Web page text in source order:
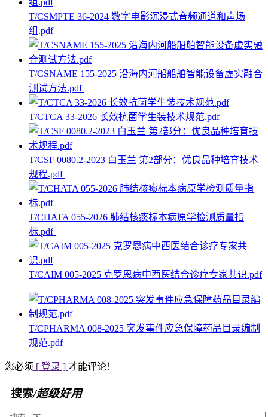
T/CSMPTE 36-2024 数字电影沉浸式音频通道和声场
组.pdf
T/CSNAME 155-2025 沿海内河船船舶智能设备虚实融合
测试方法.pdf
T/CTCA 33-2026 长效抗菌学生装技术规范.pdf
T/CSF 0080.2-2023 白玉兰 第2部分：优良品种培育技术
规程.pdf
T/CHATA 055-2026 肺结核痰标本病原学检测质量指
标.pdf
T/CAIM 005-2025 克罗恩病中西医结合诊疗专家共识.pdf
T/CPHARMA 008-2025 突发事件应急保障药品目录编制
规范.pdf
您必须 [ 登录 ] 才能评论！
搜索/超级好用